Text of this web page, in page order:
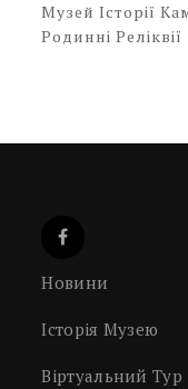
Музей Історії
Родинні Реліквії
Новини
Історія Музею
Віртуальний Тур